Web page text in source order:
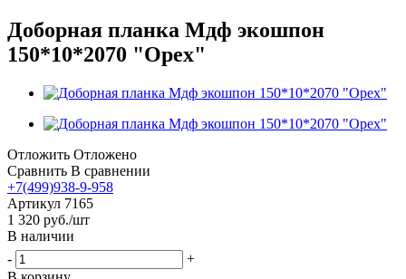
Доборная планка Мдф экошпон
150*10*2070 "Орех"
Отложить Отложено
Сравнить В сравнении
+7(499)938-9-958
Артикул 7165
1 320 руб./шт
В наличии
-
+